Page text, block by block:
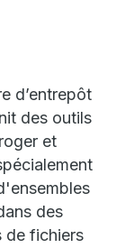
d’entrepôt
des outils
et
des
de fichiers